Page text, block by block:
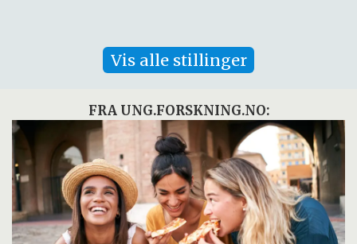
Vis alle stillinger
FRA UNG.FORSKNING.NO: